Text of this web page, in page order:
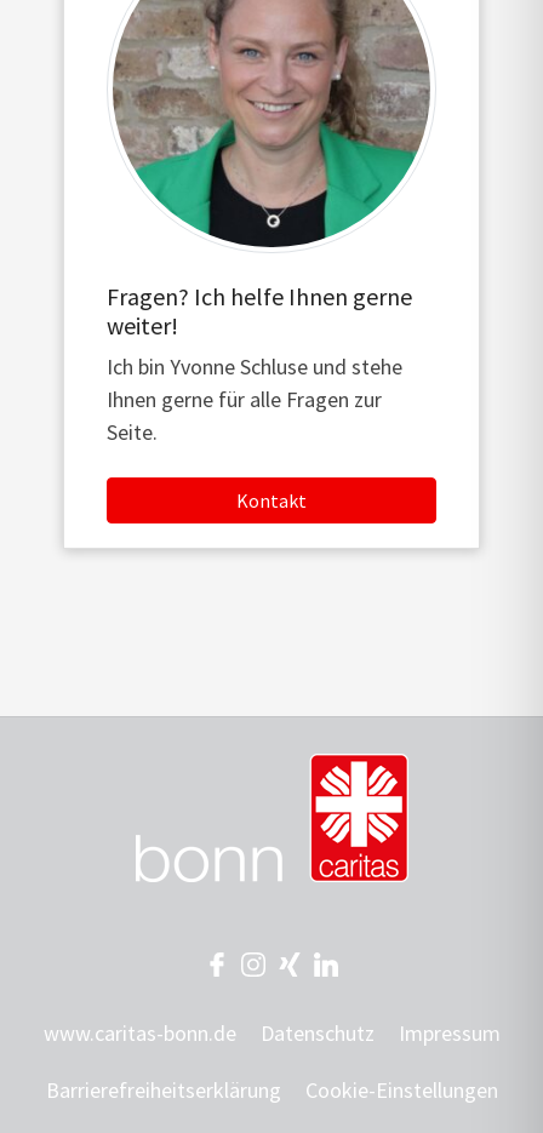
Fragen? Ich helfe Ihnen gerne
weiter!
Ich bin Yvonne Schluse und stehe
Ihnen gerne für alle Fragen zur
Seite.
Kontakt
www.caritas-bonn.de Datenschutz Impressum
Barrierefreiheitserklärung Cookie-Einstellungen